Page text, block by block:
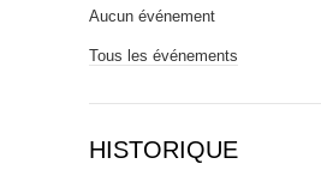
Aucun événement
Tous les événements
HISTORIQUE